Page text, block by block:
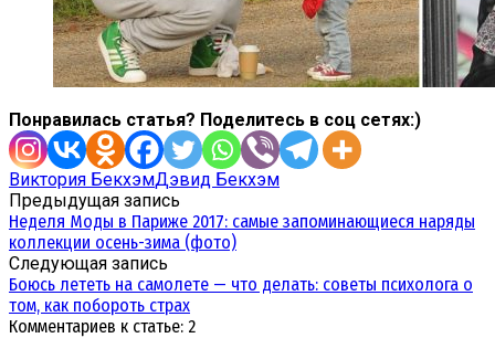
Понравилась статья? Поделитесь в соц сетях:)
Виктория БекхэмДэвид Бекхэм
Предыдущая запись
Неделя Моды в Париже 2017: самые запоминающиеся наряды
коллекции осень-зима (фото)
Следующая запись
Боюсь лететь на самолете — что делать: советы психолога о
том, как побороть страх
Комментариев к статье: 2